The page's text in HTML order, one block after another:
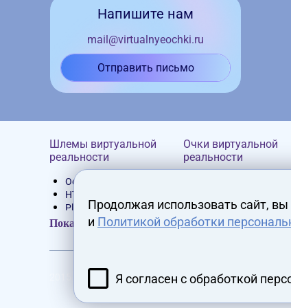
Напишите нам
mail@virtualnyeochki.ru
Отправить письмо
Шлемы виртуальной
реальности
Oculus Rift
HTC Vive
PlayStation VR
Устройства Pimax
реальности
VRgineers XTAL
Очки виртуальной
реальности
VR Box
Bobovr
Oculus
Автономные VR очки
Показать все
2015 - 2026 virtualnyeochki.ru
Продолжая использовать сайт,
и Политикой обработки
Я согласен с обработкой